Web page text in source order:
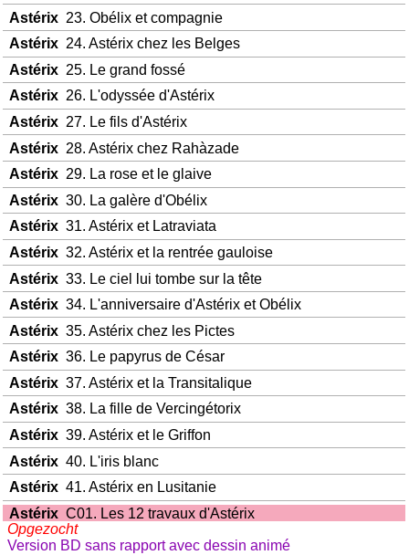
Astérix23. Obélix et compagnie
Astérix24. Astérix chez les Belges
Astérix25. Le grand fossé
Astérix26. L'odyssée d'Astérix
Astérix27. Le fils d'Astérix
Astérix28. Astérix chez Rahàzade
Astérix29. La rose et le glaive
Astérix30. La galère d'Obélix
Astérix31. Astérix et Latraviata
Astérix32. Astérix et la rentrée gauloise
Astérix33. Le ciel lui tombe sur la tête
Astérix34. L'anniversaire d'Astérix et Obélix
Astérix35. Astérix chez les Pictes
Astérix36. Le papyrus de César
Astérix37. Astérix et la Transitalique
Astérix38. La fille de Vercingétorix
Astérix39. Astérix et le Griffon
Astérix40. L'iris blanc
Astérix41. Astérix en Lusitanie
AstérixC01. Les 12 travaux d'Astérix
Opgezocht
Version BD sans rapport avec dessin animé